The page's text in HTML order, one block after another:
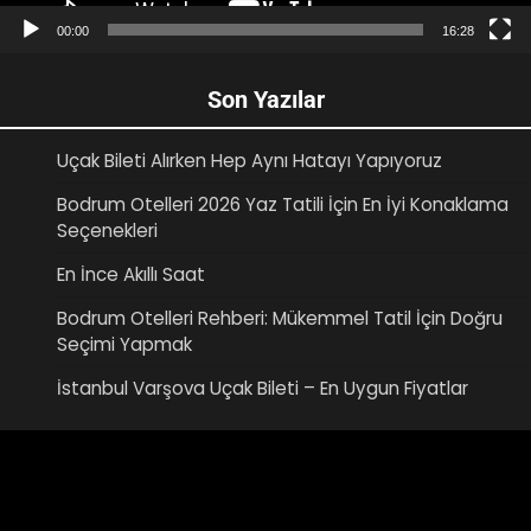
00:00 16:28
Son Yazılar
Uçak Bileti Alırken Hep Aynı Hatayı Yapıyoruz
Bodrum Otelleri 2026 Yaz Tatili İçin En İyi Konaklama
Seçenekleri
En İnce Akıllı Saat
Bodrum Otelleri Rehberi: Mükemmel Tatil İçin Doğru
Seçimi Yapmak
İstanbul Varşova Uçak Bileti – En Uygun Fiyatlar